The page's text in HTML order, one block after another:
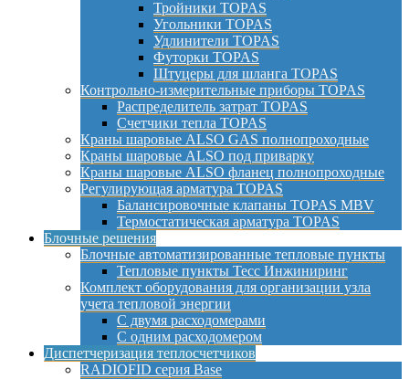
Тройники TOPAS
Угольники TOPAS
Удлинители TOPAS
Футорки TOPAS
Штуцеры для шланга TOPAS
Контрольно-измерительные приборы TOPAS
Распределитель затрат TOPAS
Счетчики тепла TOPAS
Краны шаровые ALSO GAS полнопроходные
Краны шаровые ALSO под приварку
Краны шаровые ALSO фланец полнопроходные
Регулирующая арматура TOPAS
Балансировочные клапаны TOPAS MBV
Термостатическая арматура TOPAS
Блочные решения
Блочные автоматизированные тепловые пункты
Тепловые пункты Тесс Инжиниринг
Комплект оборудования для организации узла
учета тепловой энергии
С двумя расходомерами
С одним расходомером
Диспетчеризация теплосчетчиков
RADIOFID серия Base